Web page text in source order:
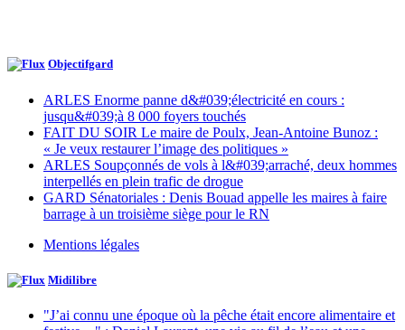
Objectifgard
ARLES Enorme panne d&#039;électricité en cours :
jusqu&#039;à 8 000 foyers touchés
FAIT DU SOIR Le maire de Poulx, Jean-Antoine Bunoz :
« Je veux restaurer l’image des politiques »
ARLES Soupçonnés de vols à l&#039;arraché, deux hommes
interpellés en plein trafic de drogue
GARD Sénatoriales : Denis Bouad appelle les maires à faire
barrage à un troisième siège pour le RN
Mentions légales
Midilibre
"J’ai connu une époque où la pêche était encore alimentaire et